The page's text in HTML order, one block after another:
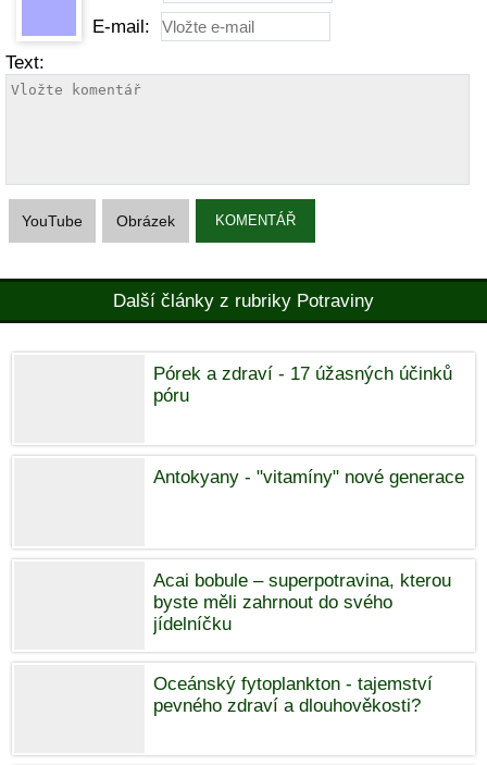
E-mail:
Text:
YouTube Obrázek KOMENTÁŘ
Další články z rubriky Potraviny
Pórek a zdraví - 17 úžasných účinků
póru
Antokyany - "vitamíny" nové generace
Acai bobule – superpotravina, kterou
byste měli zahrnout do svého
jídelníčku
Oceánský fytoplankton - tajemství
pevného zdraví a dlouhověkosti?